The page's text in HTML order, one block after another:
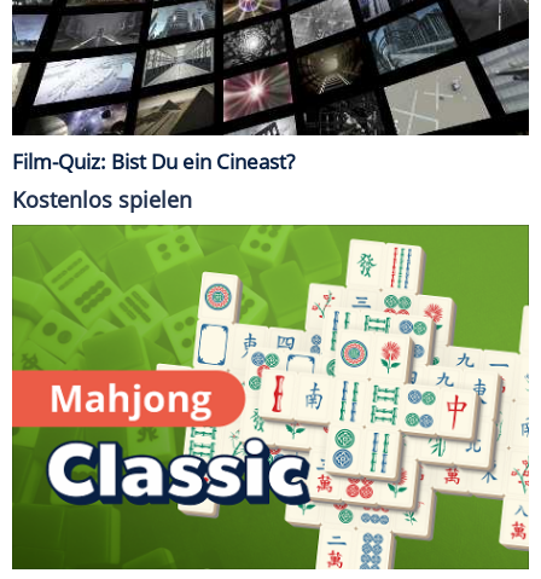
Film-Quiz: Bist Du ein Cineast?
Kostenlos spielen